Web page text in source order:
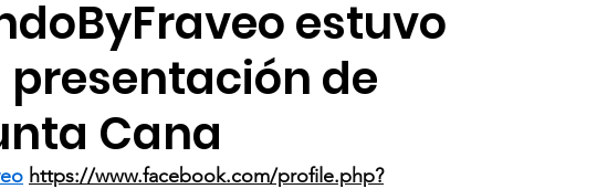
estuvo
de
Cana
https://www.facebook.com/profile.php?